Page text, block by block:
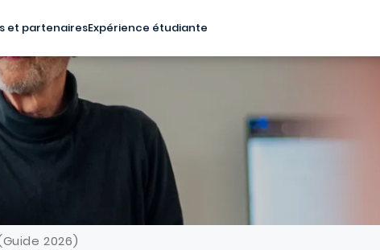
et partenairesExpérience étudiante
2026)